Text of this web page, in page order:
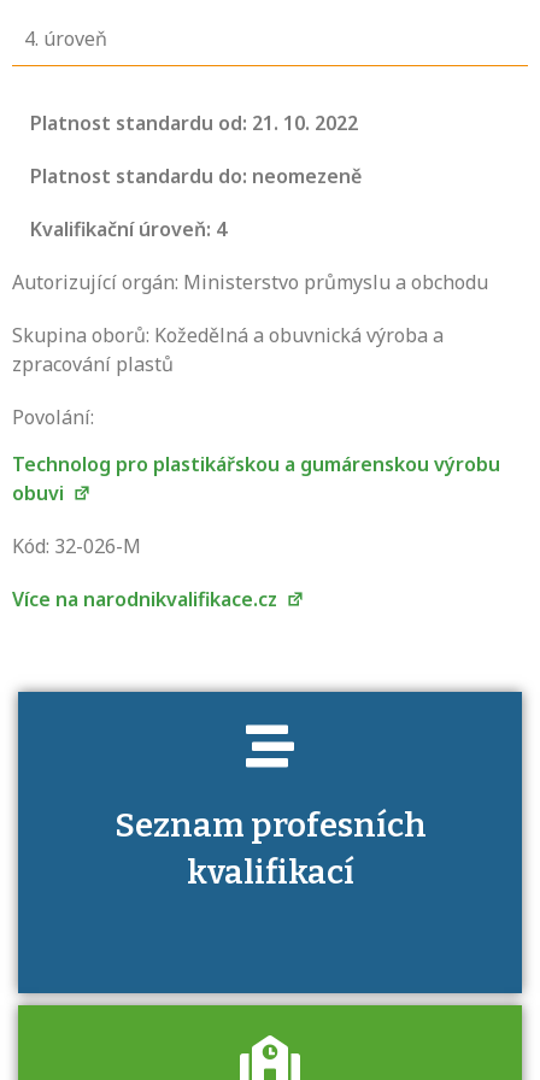
4. úroveň
Platnost standardu od: 21. 10. 2022
Platnost standardu do: neomezeně
Kvalifikační úroveň: 4
Autorizující orgán: Ministerstvo průmyslu a obchodu
Skupina oborů: Kožedělná a obuvnická výroba a
zpracování plastů
Povolání:
Technolog pro plastikářskou a gumárenskou výrobu
obuvi
Kód: 32-026-M
Více na narodnikvalifikace.cz
Seznam profesních
kvalifikací
Víte, jaké dovednosti musíte pro danou